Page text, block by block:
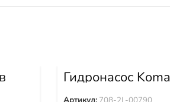
Гидронасос
PC200-8
PC240NLC-8